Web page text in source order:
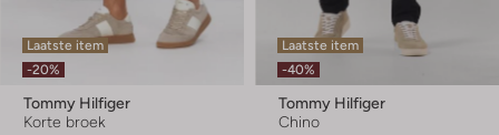
Laatste item
-20%
Tommy Hilfiger
Korte broek
Laatste item
-40%
Tommy Hilfiger
Chino